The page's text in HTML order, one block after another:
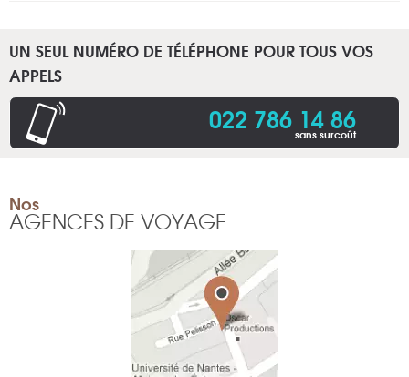
UN SEUL NUMÉRO DE TÉLÉPHONE POUR TOUS VOS
APPELS
022 786 14 86
sans surcoût
Nos
AGENCES DE VOYAGE